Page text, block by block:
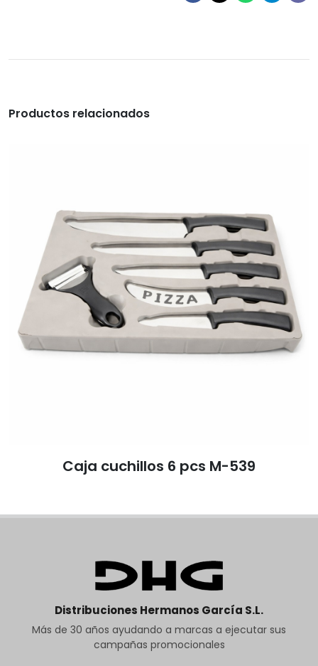
Productos relacionados
Caja cuchillos 6 pcs M-539
Distribuciones Hermanos García S.L.
Más de 30 años ayudando a marcas a ejecutar sus
campañas promocionales